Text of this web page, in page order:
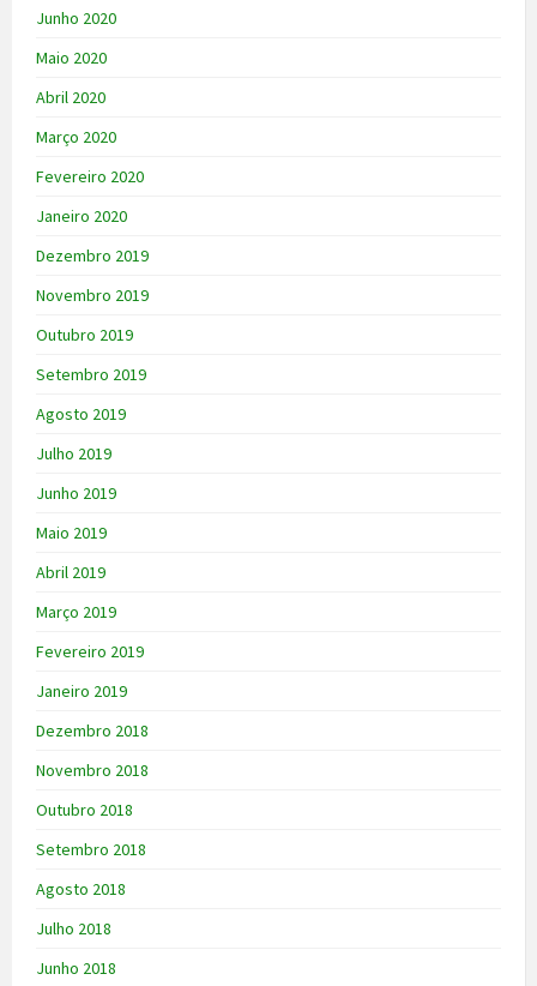
Junho 2020
Maio 2020
Abril 2020
Março 2020
Fevereiro 2020
Janeiro 2020
Dezembro 2019
Novembro 2019
Outubro 2019
Setembro 2019
Agosto 2019
Julho 2019
Junho 2019
Maio 2019
Abril 2019
Março 2019
Fevereiro 2019
Janeiro 2019
Dezembro 2018
Novembro 2018
Outubro 2018
Setembro 2018
Agosto 2018
Julho 2018
Junho 2018